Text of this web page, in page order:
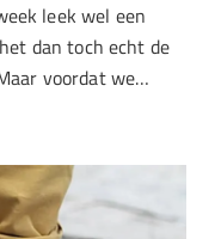
leek wel een
dan toch echt de
voordat we…